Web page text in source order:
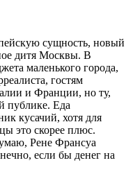
сущность, новый
дитя Москвы. В
маленького города,
гостям
и Франции, но ту,
публике. Еда
кусачий, хотя для
это скорее плюс.
Рене Франсуа
если бы денег на